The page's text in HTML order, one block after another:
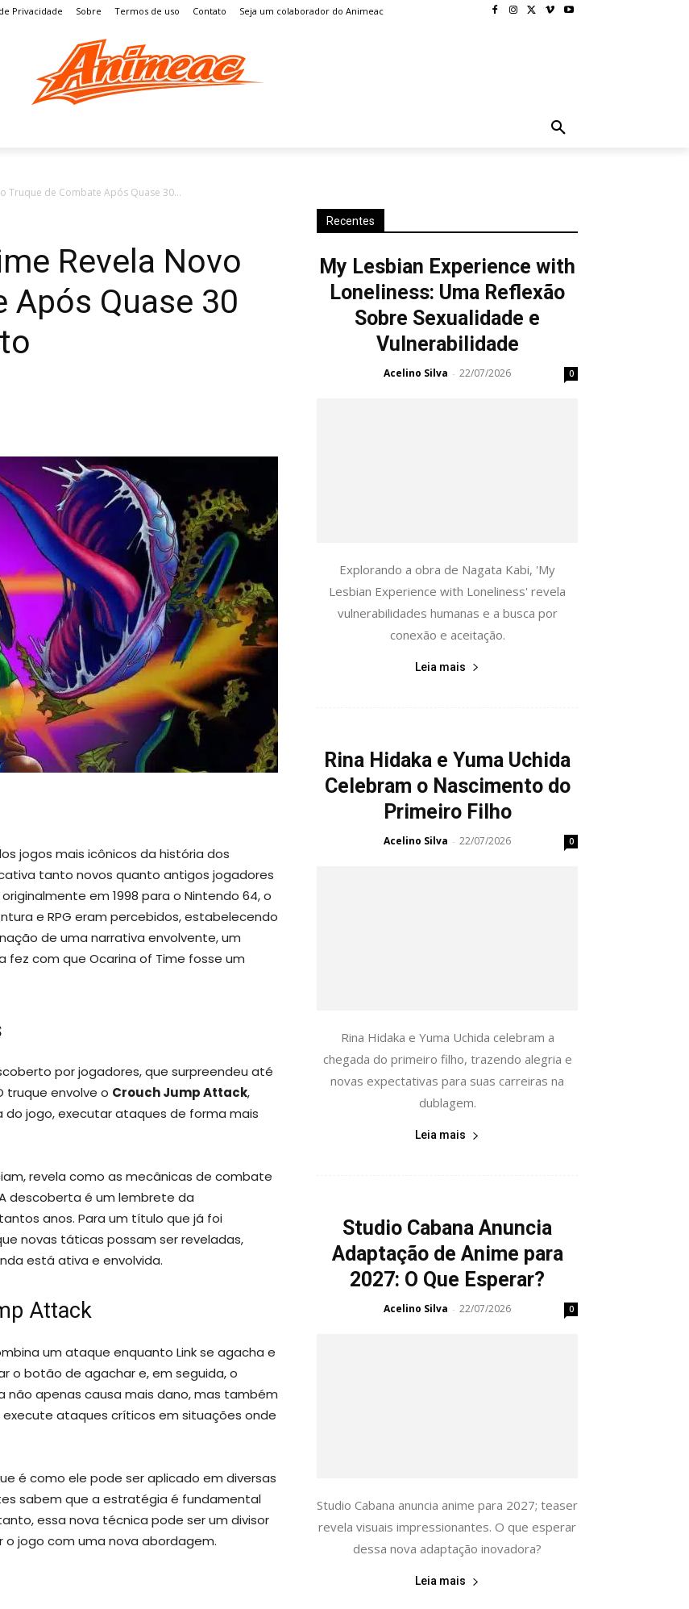
Privacidade Sobre Termos de uso Contato Seja um colaborador do Animeac
Truque de Combate Após Quase 30...
Revela Novo
Após Quase 30
jogos mais icônicos da história dos
tanto novos quanto antigos jogadores
em 1998 para o Nintendo 64, o
e RPG eram percebidos, estabelecendo
de uma narrativa envolvente, um
fez com que Ocarina of Time fosse um
por jogadores, que surpreendeu até
truque envolve o Crouch Jump Attack,
jogo, executar ataques de forma mais
revela como as mecânicas de combate
descoberta é um lembrete da
anos. Para um título que já foi
novas táticas possam ser reveladas,
está ativa e envolvida.
Attack
um ataque enquanto Link se agacha e
o botão de agachar e, em seguida, o
apenas causa mais dano, mas também
execute ataques críticos em situações onde
é como ele pode ser aplicado em diversas
sabem que a estratégia é fundamental
essa nova técnica pode ser um divisor
jogo com uma nova abordagem.
Recentes
My Lesbian Experience with
Loneliness: Uma Reflexão
Sobre Sexualidade e
Vulnerabilidade
Acelino Silva - 22/07/2026 0
Explorando a obra de Nagata Kabi, 'My
Lesbian Experience with Loneliness' revela
vulnerabilidades humanas e a busca por
conexão e aceitação.
Leia mais
Rina Hidaka e Yuma Uchida
Celebram o Nascimento do
Primeiro Filho
Acelino Silva - 22/07/2026 0
Rina Hidaka e Yuma Uchida celebram a
chegada do primeiro filho, trazendo alegria e
novas expectativas para suas carreiras na
dublagem.
Leia mais
Studio Cabana Anuncia
Adaptação de Anime para
2027: O Que Esperar?
Acelino Silva - 22/07/2026 0
Studio Cabana anuncia anime para 2027; teaser
revela visuais impressionantes. O que esperar
dessa nova adaptação inovadora?
Leia mais